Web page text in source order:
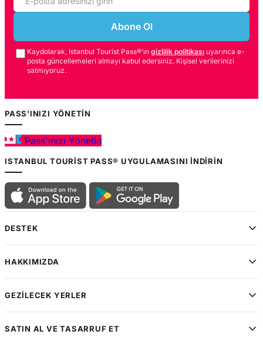
Abone Ol
Kaydolarak, Istanbul Tourist Pass®’ın gizlilik politikası uyarınca e-
posta güncellemeleri almayı kabul edersiniz. Kişisel verilerinizi
satmıyoruz.
PASS'INIZI YÖNETIN
Pass'ınızı Yönetin
ISTANBUL TOURIST PASS® UYGULAMASINI İNDIRIN
DESTEK
HAKKIMIZDA
GEZILECEK YERLER
SATIN AL VE TASARRUF ET